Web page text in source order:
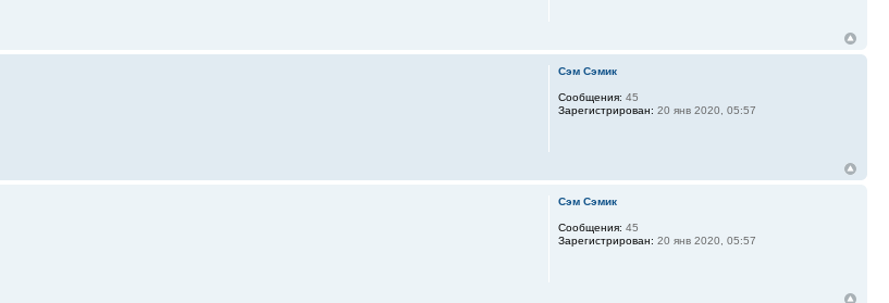
Сэм Сэмик
Сообщения: 45
Зарегистрирован: 20 янв 2020, 05:57
Сэм Сэмик
Сообщения: 45
Зарегистрирован: 20 янв 2020, 05:57